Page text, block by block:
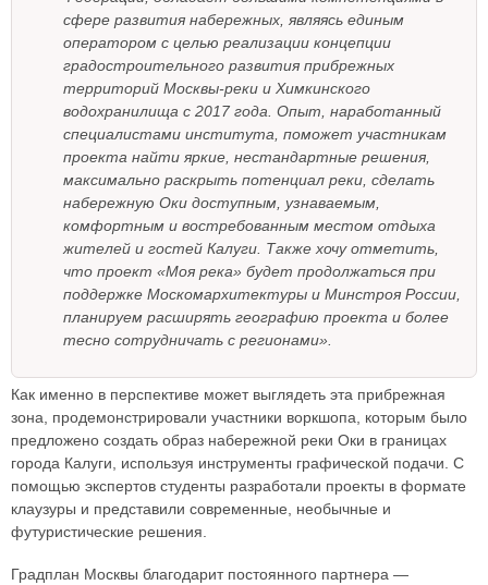
сфере развития набережных, являясь единым
оператором с целью реализации концепции
градостроительного развития прибрежных
территорий Москвы-реки и Химкинского
водохранилища с 2017 года. Опыт, наработанный
специалистами института, поможет участникам
проекта найти яркие, нестандартные решения,
максимально раскрыть потенциал реки, сделать
набережную Оки доступным, узнаваемым,
комфортным и востребованным местом отдыха
жителей и гостей Калуги. Также хочу отметить,
что проект «Моя река» будет продолжаться при
поддержке Москомархитектуры и Минстроя России,
планируем расширять географию проекта и более
тесно сотрудничать с регионами».
Как именно в перспективе может выглядеть эта прибрежная
зона, продемонстрировали участники воркшопа, которым было
предложено создать образ набережной реки Оки в границах
города Калуги, используя инструменты графической подачи. С
помощью экспертов студенты разработали проекты в формате
клаузуры и представили современные, необычные и
футуристические решения.
Градплан Москвы благодарит постоянного партнера —